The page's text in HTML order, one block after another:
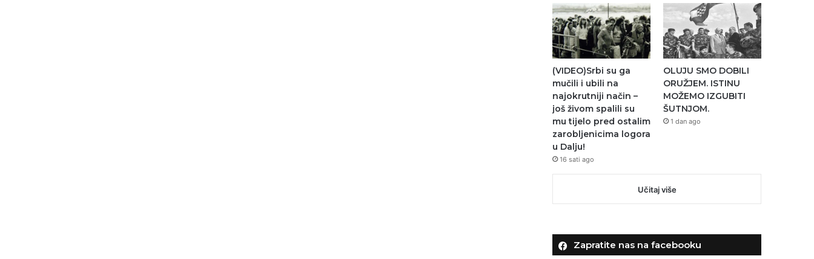
(VIDEO)Srbi su ga
mučili i ubili na
najokrutniji način –
još živom spalili su
mu tijelo pred ostalim
zarobljenicima logora
u Dalju!
16 sati ago
OLUJU SMO DOBILI
ORUŽJEM. ISTINU
MOŽEMO IZGUBITI
ŠUTNJOM.
1 dan ago
Učitaj više
Zapratite nas na facebooku